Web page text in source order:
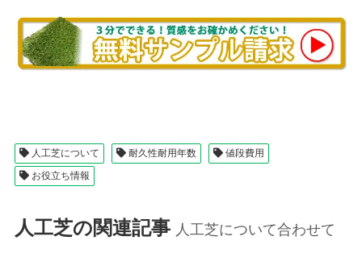
人工芝について 耐久性耐用年数
値段費用
お役立ち情報
人工芝の関連記事 人工芝について合わせて